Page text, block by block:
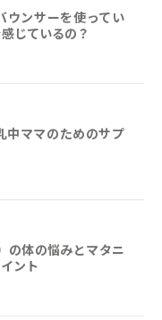
ウンサーを使ってい
じているの？
中ママのためのサプ
の体の悩みとマタニ
ント